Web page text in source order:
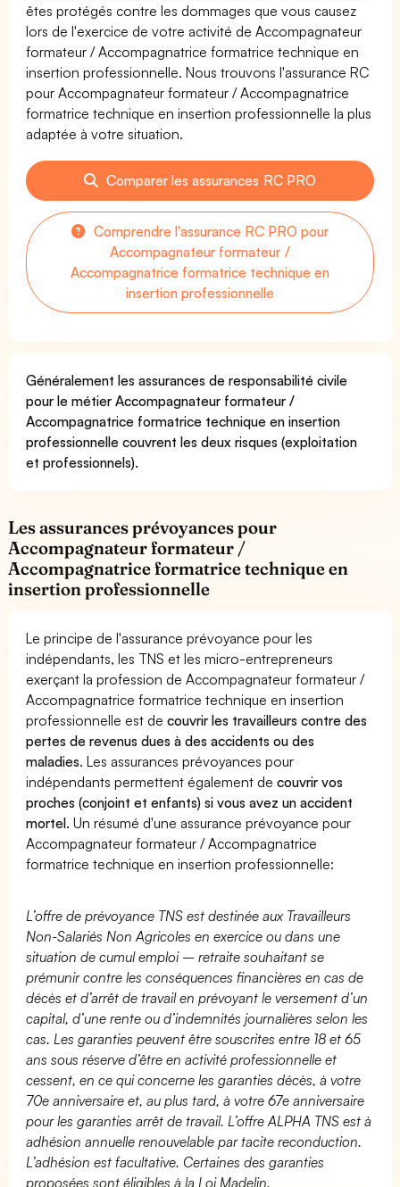
êtes protégés contre les dommages que vous causez
lors de l'exercice de votre activité de Accompagnateur
formateur / Accompagnatrice formatrice technique en
insertion professionnelle. Nous trouvons l'assurance RC
pour Accompagnateur formateur / Accompagnatrice
formatrice technique en insertion professionnelle la plus
adaptée à votre situation.
Comparer les assurances RC PRO
Comprendre l'assurance RC PRO pour
Accompagnateur formateur /
Accompagnatrice formatrice technique en
insertion professionnelle
Généralement les assurances de responsabilité civile
pour le métier Accompagnateur formateur /
Accompagnatrice formatrice technique en insertion
professionnelle couvrent les deux risques (exploitation
et professionnels).
Les assurances prévoyances pour
Accompagnateur formateur /
Accompagnatrice formatrice technique en
insertion professionnelle
Le principe de l'assurance prévoyance pour les
indépendants, les TNS et les micro-entrepreneurs
exerçant la profession de Accompagnateur formateur /
Accompagnatrice formatrice technique en insertion
professionnelle est decouvrir les travailleurs contre des
pertes de revenus dues à des accidents ou des
maladies. Les assurances prévoyances pour
indépendants permettent également decouvrir vos
proches (conjoint et enfants) si vous avez un accident
mortel. Un résumé d'une assurance prévoyance pour
Accompagnateur formateur / Accompagnatrice
formatrice technique en insertion professionnelle:
L’offre de prévoyance TNS est destinée aux Travailleurs
Non-Salariés Non Agricoles en exercice ou dans une
situation de cumul emploi – retraite souhaitant se
prémunir contre les conséquences financières en cas de
décès et d’arrêt de travail en prévoyant le versement d’un
capital, d’une rente ou d’indemnités journalières selon les
cas. Les garanties peuvent être souscrites entre 18 et 65
ans sous réserve d’être en activité professionnelle et
cessent, en ce qui concerne les garanties décès, à votre
70e anniversaire et, au plus tard, à votre 67e anniversaire
pour les garanties arrêt de travail. L’offre ALPHA TNS est à
adhésion annuelle renouvelable par tacite reconduction.
L’adhésion est facultative. Certaines des garanties
proposées sont éligibles à la Loi Madelin.